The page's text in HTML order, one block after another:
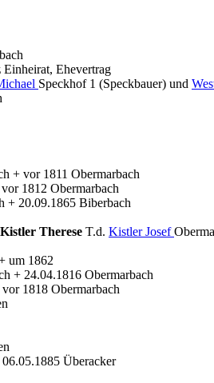
Einheirat, Ehevertrag
Speckhof 1 (Speckbauer) und
+ vor 1811 Obermarbach
1812 Obermarbach
+ 20.09.1865 Biberbach
Kistler Therese T.d. Kistler Josef
um 1862
+ 24.04.1816 Obermarbach
1818 Obermarbach
Überacker